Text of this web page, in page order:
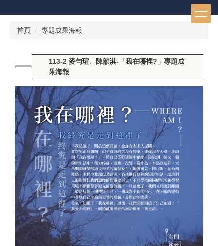
到
首頁 專題成果海報
113-2 麥勻瑄、陳韻淇-「我在哪裡?」專題成
果海報